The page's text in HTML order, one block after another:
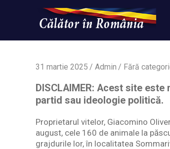
Calatorinromania
WordPress
31 martie 2025 Admin Fără
DISCLAIMER: Acest site
partid sau ideologie politică.
Proprietarul vitelor, Giacomino
august, cele 160 de animale la
grajdurile lor, în localitatea